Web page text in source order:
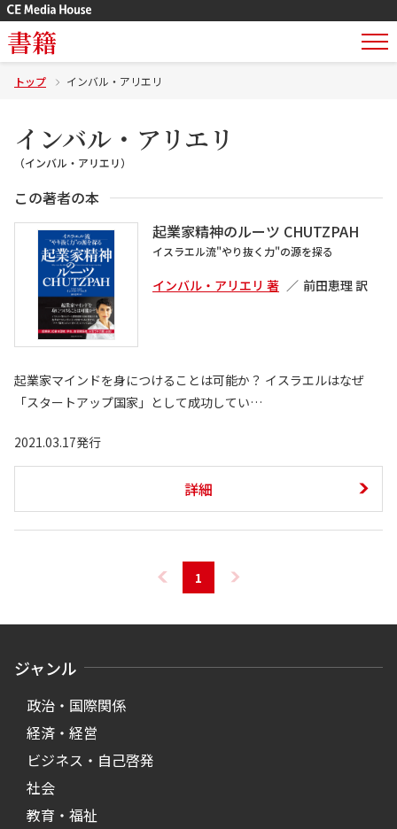
書籍
トップ インバル・アリエリ
インバル・アリエリ
（インバル・アリエリ）
この著者の本
起業家精神のルーツ CHUTZPAH
イスラエル流"やり抜く力"の源を探る
インバル・アリエリ 著 前田恵理 訳
起業家マインドを身につけることは可能か？ イスラエルはなぜ
「スタートアップ国家」として成功してい…
2021.03.17発行
詳細
1
ジャンル
政治・国際関係
経済・経営
ビジネス・自己啓発
社会
教育・福祉